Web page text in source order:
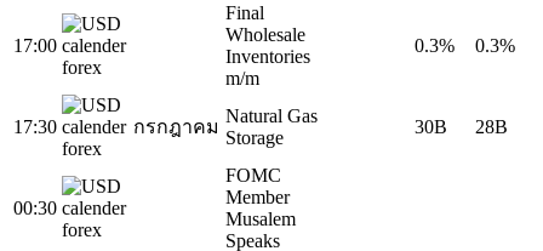
17:00
Final
Wholesale
Inventories
m/m
0.3% 0.3%
17:30 กรกฎาคม
Natural Gas
Storage
30B 28B
00:30
FOMC
Member
Musalem
Speaks